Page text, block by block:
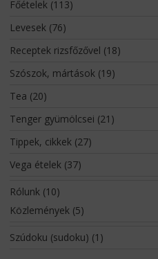
Főételek(113)
Levesek(76)
Receptek rizsfőzővel (18)
Szószok, mártások(19)
Tea (20)
Tenger gyümölcsei (21)
Tippek, cikkek(27)
Vega ételek(37)
Rólunk(10)
Közlemények(5)
Szúdoku (sudoku) (1)